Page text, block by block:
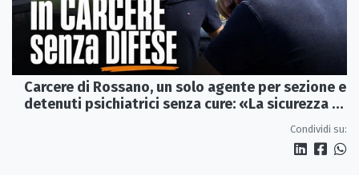
Carcere di Rossano, un solo agente per sezione e
detenuti psichiatrici senza cure: «La sicurezza è
Condividi su: